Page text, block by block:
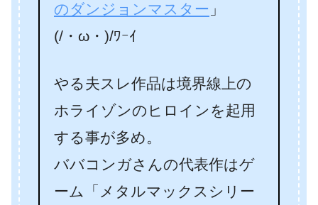
のダンジョンマスター 」
(/・ω・)/ﾜｰｲ
やる夫スレ作品は境界線上の
ホライゾンのヒロインを起用
する事が多め。
ババコンガさんの代表作はゲ
ーム「メタルマックスシリー